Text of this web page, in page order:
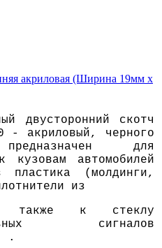
двусторонний скотч
- акриловый, черного
для
кузовам автомобилей
пластика (молдинги,
из
также к стеклу
сигналов
.